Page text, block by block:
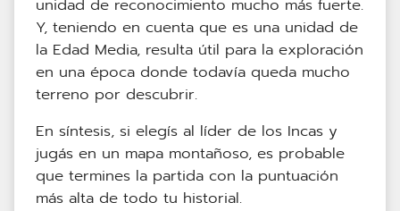
unidad de reconocimiento mucho más fuerte.
Y, teniendo en cuenta que es una unidad de
la Edad Media, resulta útil para la exploración
en una época donde todavía queda mucho
terreno por descubrir.
En síntesis, si elegís al líder de los Incas y
jugás en un mapa montañoso, es probable
que termines la partida con la puntuación
más alta de todo tu historial.